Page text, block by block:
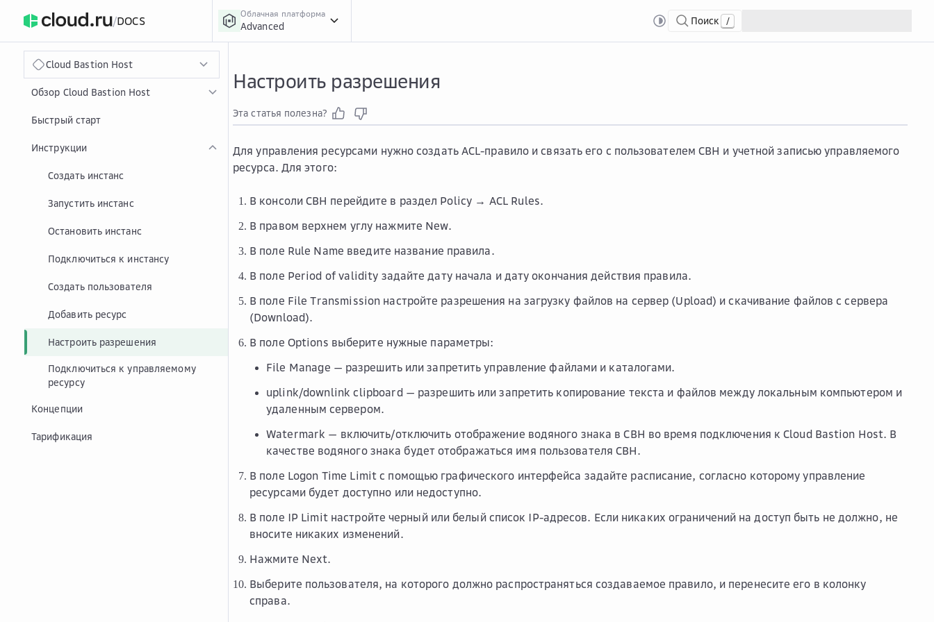
/DOCS
Облачная платформа
Advanced Поиск /
Cloud Bastion Host
Обзор Cloud Bastion Host
Быстрый старт
Инструкции
Создать инстанс
Запустить инстанс
Остановить инстанс
Подключиться к инстансу
Создать пользователя
Добавить ресурс
Настроить разрешения
Подключиться к управляемому
ресурсу
Концепции
Тарификация
Настроить разрешения
Эта статья полезна?
Для управления ресурсами нужно создать ACL-правило и связать его с пользователем CBH и учетной записью управляемого
ресурса. Для этого:
В консоли CBH перейдите в раздел Policy → ACL Rules.
В правом верхнем углу нажмите New.
В поле Rule Name введите название правила.
В поле Period of validity задайте дату начала и дату окончания действия правила.
В поле File Transmission настройте разрешения на загрузку файлов на сервер (Upload) и скачивание файлов с сервера
(Download).
В поле Options выберите нужные параметры:
File Manage — разрешить или запретить управление файлами и каталогами.
uplink/downlink clipboard— разрешить или запретить копирование текста и файлов между локальным компьютером и
удаленным сервером.
Watermark — включить/отключить отображение водяного знака в CBH во время подключения к Cloud Bastion Host. В
качестве водяного знака будет отображаться имя пользователя CBH.
В поле Logon Time Limit с помощью графического интерфейса задайте расписание, согласно которому управление
ресурсами будет доступно или недоступно.
В поле IP Limitнастройте черный или белый список IP-адресов. Если никаких ограничений на доступ быть не должно, не
вносите никаких изменений.
Нажмите Next.
Выберите пользователя, на которого должно распространяться создаваемое правило, и перенесите его в колонку
справа.